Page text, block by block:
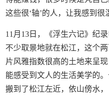
这些很‘轴’的人，让我感到很
11月13日，《浮生六记》纪
不少取景地就在松江，这个
片风雅指数很高的土地来呈
能感受到文人的生活美学的
搬到了松江左近，依山傍水